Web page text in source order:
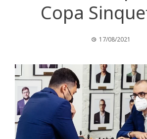
Copa
17/08/2021